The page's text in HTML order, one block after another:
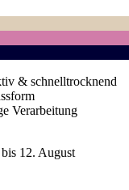
& schnelltrocknend
Verarbeitung
12. August